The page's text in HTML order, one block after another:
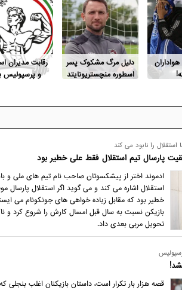
دلیل مرگ مشکوک پسر
اسطوره منچستریونایتد
رقابت مدیران
و پرسپولیس
را نابود می کند
پارسال تیم استقلال فقط علی خطیر بود
ادموند اختر از پیشکسوتان صاحب نام تیم های ملی و
استقلال اشاره می کند و می گوید اگر استقلال
خطیر بود که مقابل زیاده خواهی های جونکونام می
بازیکن نسبت به سال قبل امسال کارش را شروع کرد و
تحویل مربی بعدی داد.
قصه هزار بار تکرار است، داستان بازیکنان اغلب بنجلی